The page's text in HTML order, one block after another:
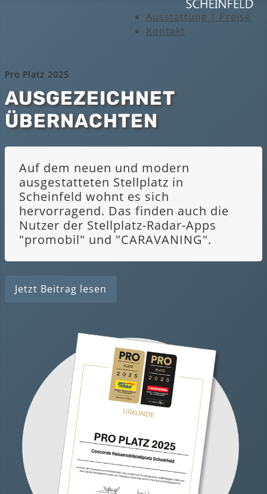
Ausstattung | Preise
Kontakt
Pro Platz 2025
AUSGEZEICHNET
ÜBERNACHTEN
Auf dem neuen und modern
ausgestatteten Stellplatz in
Scheinfeld wohnt es sich
hervorragend. Das finden auch die
Nutzer der Stellplatz-Radar-Apps
"promobil" und "CARAVANING".
Jetzt Beitrag lesen